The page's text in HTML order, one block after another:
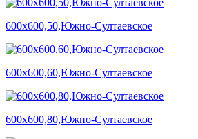
600х600,50,Южно-Султаевское
600х600,60,Южно-Султаевское
600х600,80,Южно-Султаевское